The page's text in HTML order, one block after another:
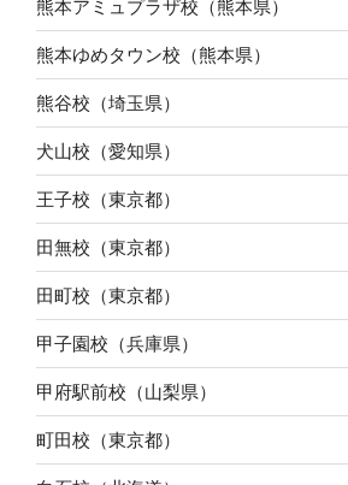
熊本アミュプラザ校（熊本県）
熊本ゆめタウン校（熊本県）
熊谷校（埼玉県）
犬山校（愛知県）
王子校（東京都）
田無校（東京都）
田町校（東京都）
甲子園校（兵庫県）
甲府駅前校（山梨県）
町田校（東京都）